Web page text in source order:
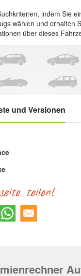
indem Sie
wählen und erhalten
über dieses
und Versionen